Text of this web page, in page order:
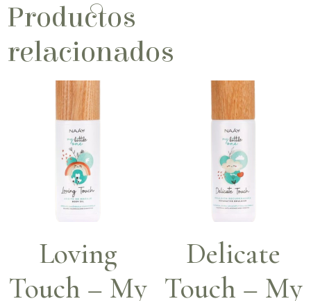
Productos
relacionados
Loving
Touch – My
Delicate
Touch – My